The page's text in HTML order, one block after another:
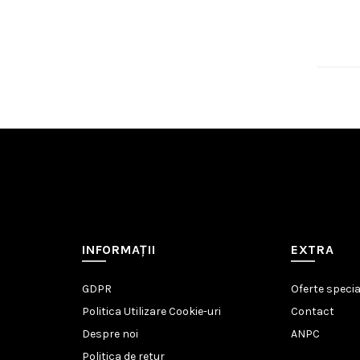
INFORMAŢII
GDPR
Politica Utilizare Cookie-uri
Despre noi
Politica de retur
EXTRA
Oferte
Contact
ANPC